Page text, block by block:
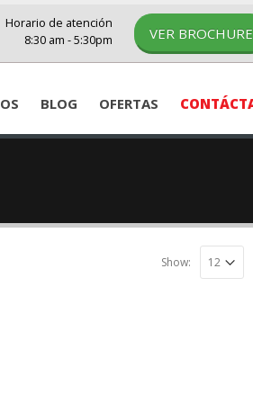
Horario de atención
8:30 am - 5:30pm
VER BROCHURE
BLOG OFERTAS
Show: